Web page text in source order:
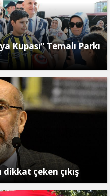
Kupası” Temalı Parkı
çeken çıkış